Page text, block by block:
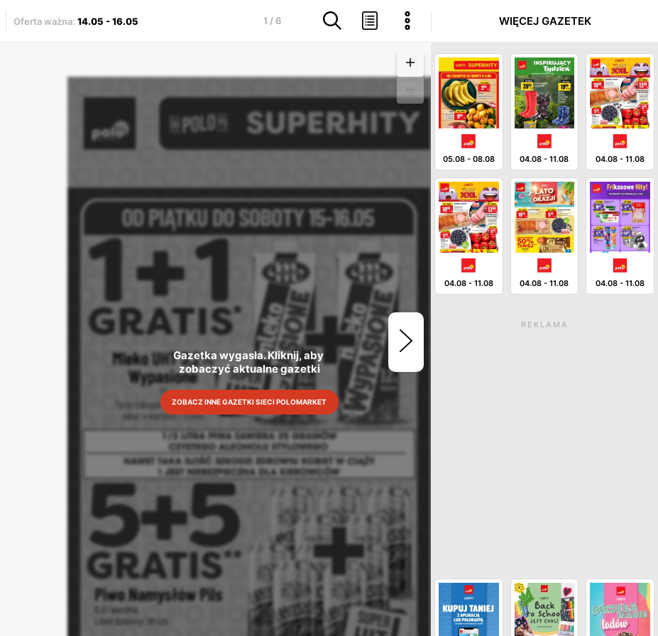
Oferta ważna: 14.05 -16.05 1 / 6
Gazetka wygasła. Kliknij, aby
zobaczyć aktualne gazetki
ZOBACZ INNE GAZETKI SIECI POLOMARKET
WIĘCEJ GAZETEK
05.08- 08.08 04.08 -11.08 04.08 -11.08
04.08- 11.08 04.08 -11.08 04.08 -11.08
REKLAMA